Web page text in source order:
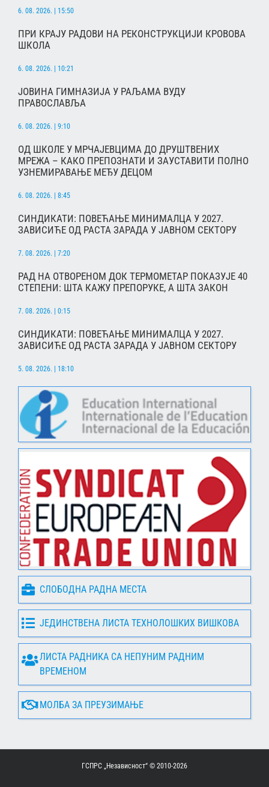
6. 08. 2026. | 15:50
ПРИ КРАЈУ РАДОВИ НА РЕКОНСТРУКЦИЈИ КРОВОВА
ШКОЛА
6. 08. 2026. | 10:21
ЈОВИНА ГИМНАЗИЈА У РАЉАМА ВУДУ
ПРАВОСЛАВЉА
6. 08. 2026. | 9:10
ОД ШКОЛЕ У МРЧАЈЕВЦИМА ДО ДРУШТВЕНИХ
МРЕЖА – КАКО ПРЕПОЗНАТИ И ЗАУСТАВИТИ ПОЛНО
УЗНЕМИРАВАЊЕ МЕЂУ ДЕЦОМ
6. 08. 2026. | 8:45
СИНДИКАТИ: ПОВЕЋАЊЕ МИНИМАЛЦА У 2027.
ЗАВИСИЋЕ ОД РАСТА ЗАРАДА У ЈАВНОМ СЕКТОРУ
7. 08. 2026. | 7:20
РАД НА ОТВОРЕНОМ ДОК ТЕРМОМЕТАР ПОКАЗУЈЕ 40
СТЕПЕНИ: ШТА КАЖУ ПРЕПОРУКЕ, А ШТА ЗАКОН
7. 08. 2026. | 0:15
СИНДИКАТИ: ПОВЕЋАЊЕ МИНИМАЛЦА У 2027.
ЗАВИСИЋЕ ОД РАСТА ЗАРАДА У ЈАВНОМ СЕКТОРУ
5. 08. 2026. | 18:10
СЛОБОДНА РАДНА МЕСТА
ЈЕДИНСТВЕНА ЛИСТА ТЕХНОЛОШКИХ ВИШКОВА
ЛИСТА РАДНИКА СА НЕПУНИМ РАДНИМ
ВРЕМЕНОМ
МОЛБА ЗА ПРЕУЗИМАЊЕ
ГСПРС „Независност“ © 2010-2026